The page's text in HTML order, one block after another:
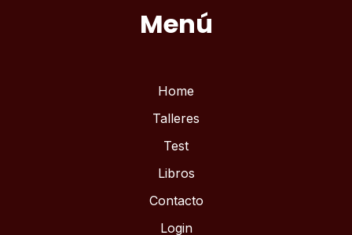
Menú
Home
Talleres
Test
Libros
Contacto
Login